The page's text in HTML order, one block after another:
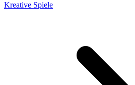
Kreative Spiele